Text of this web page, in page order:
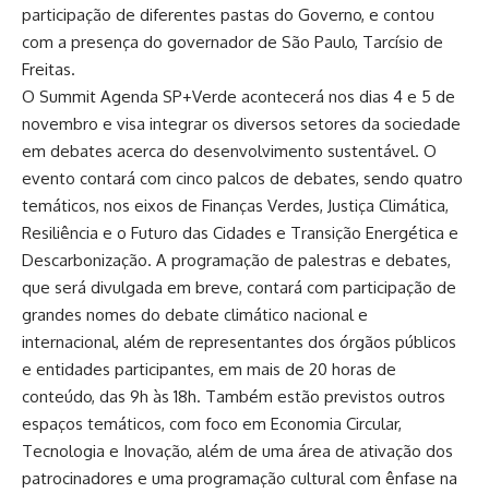
participação de diferentes pastas do Governo, e contou
com a presença do governador de São Paulo, Tarcísio de
Freitas.
O Summit Agenda SP+Verde acontecerá nos dias 4 e 5 de
novembro e visa integrar os diversos setores da sociedade
em debates acerca do desenvolvimento sustentável. O
evento contará com cinco palcos de debates, sendo quatro
temáticos, nos eixos de Finanças Verdes, Justiça Climática,
Resiliência e o Futuro das Cidades e Transição Energética e
Descarbonização. A programação de palestras e debates,
que será divulgada em breve, contará com participação de
grandes nomes do debate climático nacional e
internacional, além de representantes dos órgãos públicos
e entidades participantes, em mais de 20 horas de
conteúdo, das 9h às 18h. Também estão previstos outros
espaços temáticos, com foco em Economia Circular,
Tecnologia e Inovação, além de uma área de ativação dos
patrocinadores e uma programação cultural com ênfase na